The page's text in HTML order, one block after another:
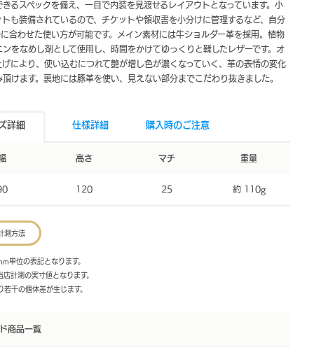
きるスペックを備え、一目で内装を見渡せるレイアウトとなっています。小
トも装備されているので、チケットや領収書を小分けに管理するなど、自分
に合わせた使い方が可能です。メイン素材には牛ショルダー革を採用。植物
ンをなめし剤として使用し、時間をかけてゆっくりと鞣したレザーです。オ
げにより、使い込むにつれて艶が増し色が濃くなっていく、革の表情の変化
けます。裏地には豚革を使い、見えない部分までこだわり抜きました。
詳細 仕様詳細 購入時のご注意
高さ
120
マチ
25
重量
約 110g
測方法
単位の表記となります。
計測の実寸値となります。
干の個体差が生じます。
商品一覧